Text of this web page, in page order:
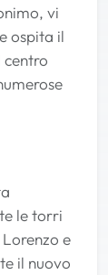
vi
ospita il
centro
le torri
e
il nuovo